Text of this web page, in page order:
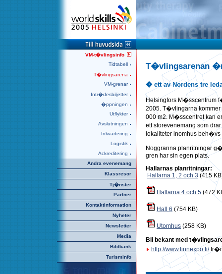
VM-t�vlingsinfo
Tidtabell
T�vlingsarena
VM-grenar
Intr�desbiljetter
�ppningen
Utflykter
Avslutningen
Inkvartering
Logistik
Ackreditering
Andra evenemang
Klassresor
Tj�nster
Partner
Kontaktinformation
Nyheter
Newsletter
Media
Bildbank
Turisminfo
T�vlingsarenan
� ett av Nordens tre
Helsingfors M�sscentrum
2005. T�vlingarna kommer
000 m2. M�sscentret kan
ett storevenemang som
lokaliteter inomhus
Noggranna planritningar
gren har sin egen plats.
Hallarnas planritningar:
Hallarna 1, 2 och 3 (415
Hallarna 4 och 5 (472
Hall 6 (754 KB)
Utomhus (258 KB)
Bli bekant med
http://www.finnexpo.fi/fr�n